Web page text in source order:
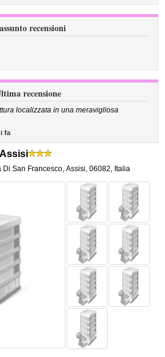
recensioni
recensione
localizzata in una meravigliosa
fa
Di San Francesco, Assisi,06082, Italia